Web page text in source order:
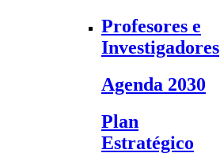
Profesores e
Investigadores
Agenda 2030
Plan
Estratégico